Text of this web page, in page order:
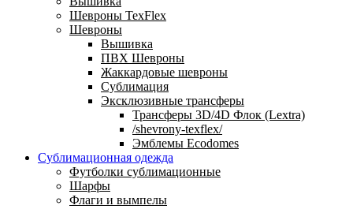
Шевроны TexFlex
Шевроны
Вышивка
ПВХ Шевроны
Жаккардовые шевроны
Сублимация
Эксклюзивные трансферы
Трансферы 3D/4D Флок (Lextra)
/shevrony-texflex/
Эмблемы Ecodomes
Сублимационная одежда
Футболки сублимационные
Шарфы
Флаги и вымпелы